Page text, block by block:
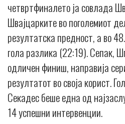
четвртфиналето ја совлада
Швајцарките во поголемиот
резултатска предност, а во
гола разлика (22:19). Сепак,
одличен финиш, направија
резултатот во своја корист.
Секадес беше една од
14 успешни интервенции.